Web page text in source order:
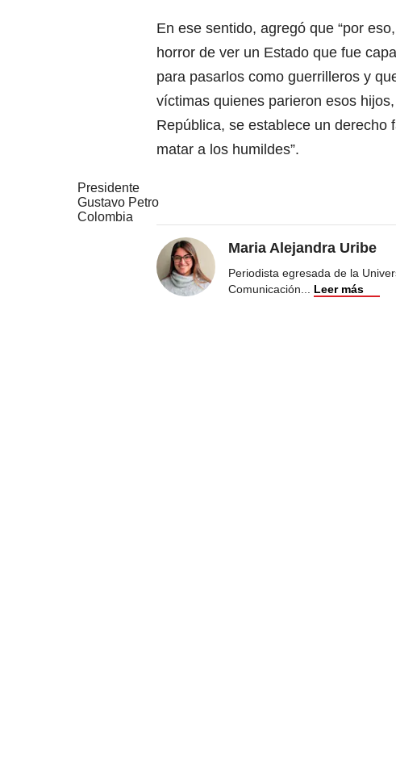
En ese sentido, agregó que “por
horror de ver un Estado que fue
para pasarlos como guerrilleros y
víctimas quienes parieron esos
República, se establece un derecho
matar a los humildes”.
Presidente
Gustavo Petro
Colombia
Maria Alejandra Uribe
Periodista egresada de la
Comunicación... Leer más